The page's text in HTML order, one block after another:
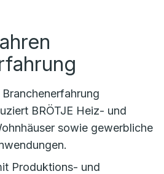
BRÖTJE Heiz- und
sowie gewerbliche
Produktions- und